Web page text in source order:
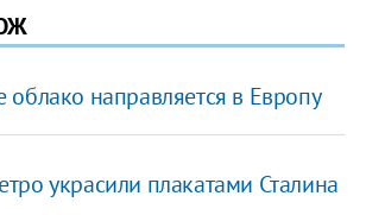
облако направляется в Европу
украсили плакатами Сталина